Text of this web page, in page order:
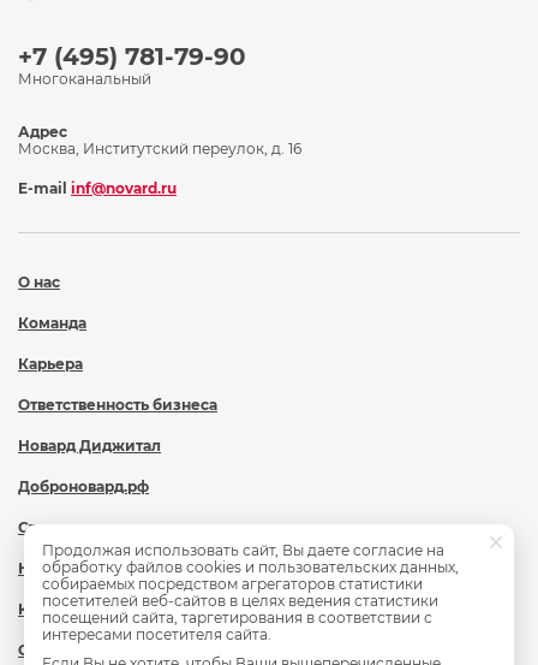
+7 (495) 781-79-90
Многоканальный
О нас
Команда
Карьера
Ответственность бизнеса
Новард Диджитал
Доброновард.рф
Статьи
Новости
Контакты
Охрана труда
Адрес
Москва, Институтский переулок, д. 16
E-mail inf@novard.ru
Продолжая использовать сайт, Вы даете согласие на
обработку файлов cookies и пользовательских данных,
собираемых посредством агрегаторов статистики
посетителей веб-сайтов в целях ведения статистики
посещений сайта, таргетирования в соответствии с
интересами посетителя сайта.